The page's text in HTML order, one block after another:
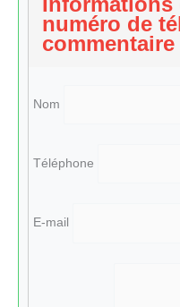
numéro de
Nom
Téléphone
E-mail